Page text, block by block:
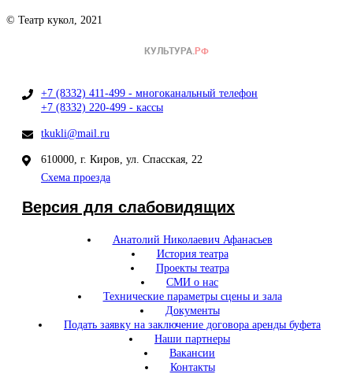
© Театр кукол, 2021
+7 (8332) 411-499 - многоканальный телефон
+7 (8332) 220-499 - кассы
tkukli@mail.ru
610000, г. Киров, ул. Спасская, 22
Схема проезда
Версия для слабовидящих
Анатолий Николаевич Афанасьев
История театра
Проекты театра
СМИ о нас
Технические параметры сцены и зала
Документы
Подать заявку на заключение договора аренды буфета
Наши партнеры
Вакансии
Контакты